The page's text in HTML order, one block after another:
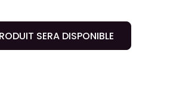
SERA DISPONIBLE